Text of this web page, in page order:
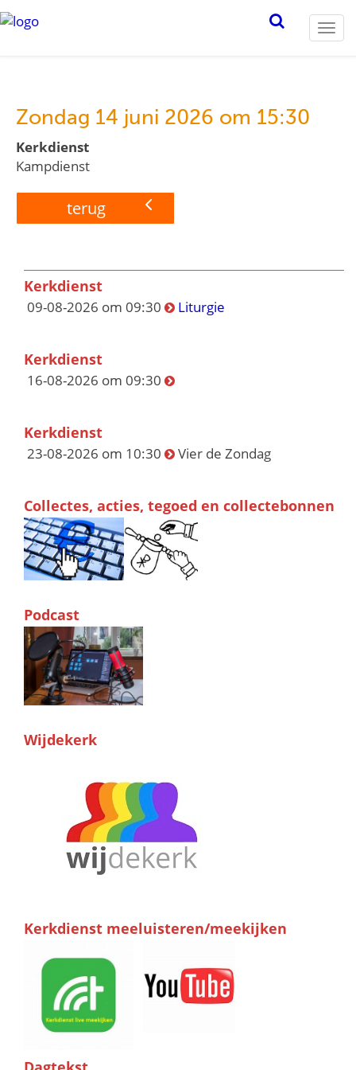
Zondag 14 juni 2026 om 15:30
Kerkdienst
Kampdienst
terug
Kerkdienst
09-08-2026 om 09:30 Liturgie
Kerkdienst
16-08-2026 om 09:30
Kerkdienst
23-08-2026 om 10:30 Vier de Zondag
Collectes, acties, tegoed en collectebonnen
Podcast
Wijdekerk
Kerkdienst meeluisteren/meekijken